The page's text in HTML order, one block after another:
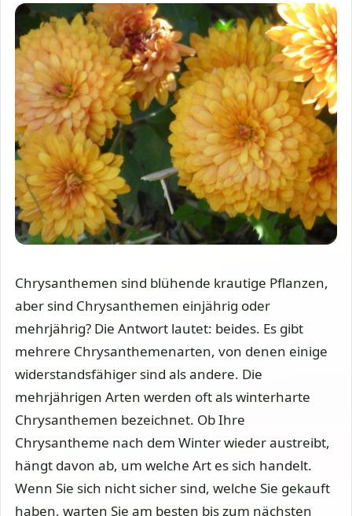
Chrysanthemen sind blühende krautige Pflanzen,
aber sind Chrysanthemen einjährig oder
mehrjährig? Die Antwort lautet: beides. Es gibt
mehrere Chrysanthemenarten, von denen einige
widerstandsfähiger sind als andere. Die
mehrjährigen Arten werden oft als winterharte
Chrysanthemen bezeichnet. Ob Ihre
Chrysantheme nach dem Winter wieder austreibt,
hängt davon ab, um welche Art es sich handelt.
Wenn Sie sich nicht sicher sind, welche Sie gekauft
haben, warten Sie am besten bis zum nächsten